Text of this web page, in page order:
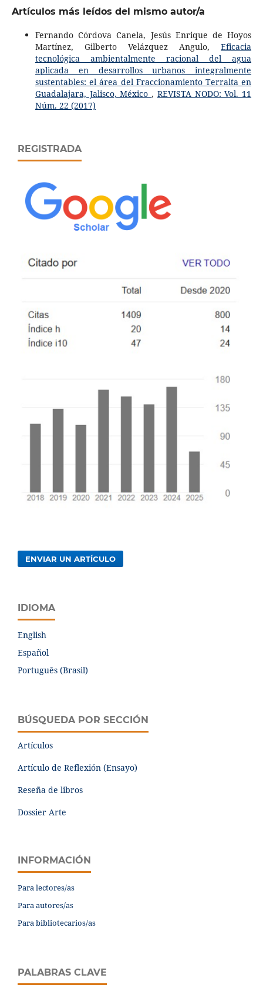
Artículos más leídos del mismo autor/a
Fernando Córdova Canela, Jesús Enrique de Hoyos
Martínez, Gilberto Velázquez Angulo,Eficacia
tecnológica ambientalmente racional del agua
aplicada en desarrollos urbanos integralmente
sustentables: el área del Fraccionamiento Terralta en
Guadalajara, Jalisco, México, REVISTA NODO: Vol. 11
Núm. 22 (2017)
REGISTRADA
ENVIAR UN ARTÍCULO
IDIOMA
English
Español
Português (Brasil)
BÚSQUEDA POR SECCIÓN
Artículos
Artículo de Reflexión (Ensayo)
Reseña de libros
Dossier Arte
INFORMACIÓN
Para lectores/as
Para autores/as
Para bibliotecarios/as
PALABRAS CLAVE